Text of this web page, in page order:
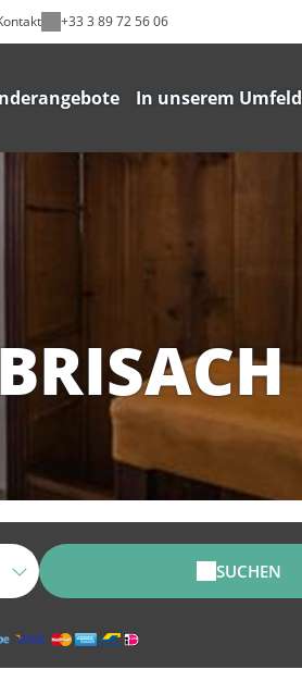
+33 3 89 72 56 06
In unserem Umfeld
SUCHEN